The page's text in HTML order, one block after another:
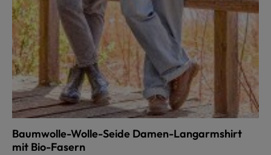
Baumwolle-Wolle-Seide Damen-Langarmshirt
mit Bio-Fasern